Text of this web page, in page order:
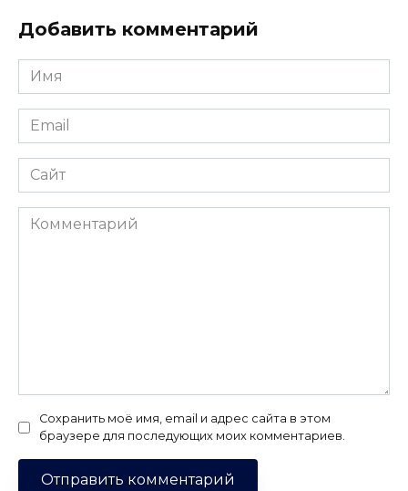
Добавить комментарий
Имя
*
Email
*
Сайт
Комментарий
Сохранить моё имя, email и адрес сайта в этом
браузере для последующих моих комментариев.